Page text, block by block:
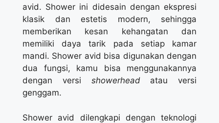
avid. Shower ini didesain dengan ekspresi
klasik dan estetis modern, sehingga
memberikan kesan kehangatan dan
memiliki daya tarik pada setiap kamar
mandi. Shower avid bisa digunakan dengan
dua fungsi, kamu bisa menggunakannya
dengan versi showerheadatau versi
genggam.
Shower avid dilengkapi dengan teknologi